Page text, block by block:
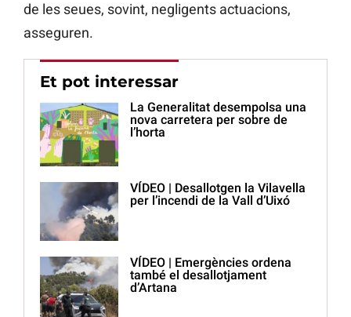
de les seues, sovint, negligents actuacions,
asseguren.
Et pot interessar
La Generalitat desempolsa una
nova carretera per sobre de
l’horta
VÍDEO | Desallotgen la Vilavella
per l’incendi de la Vall d’Uixó
VÍDEO | Emergències ordena
també el desallotjament
d’Artana